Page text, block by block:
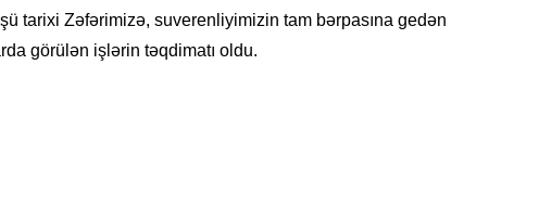
tarixi Zəfərimizə, suverenliyimizin tam bərpasına gedən
görülən işlərin təqdimatı oldu.